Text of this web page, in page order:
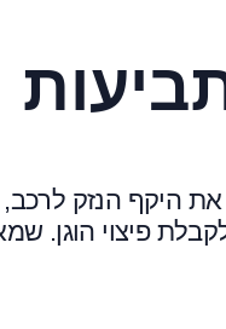
היקף הנזק לרכב,
פיצוי הוגן.